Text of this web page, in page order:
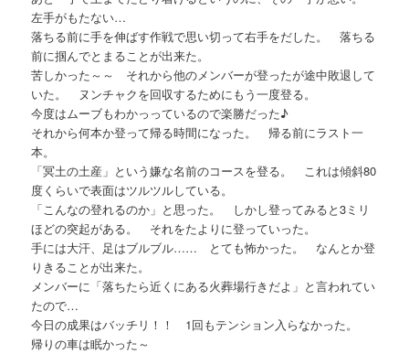
左手がもたない…
落ちる前に手を伸ばす作戦で思い切って右手をだした。 落ちる
前に掴んでとまることが出来た。
苦しかった～～ それから他のメンバーが登ったが途中敗退して
いた。 ヌンチャクを回収するためにもう一度登る。
今度はムーブもわかっっているので楽勝だった♪
それから何本か登って帰る時間になった。 帰る前にラスト一
本。
「冥土の土産」という嫌な名前のコースを登る。 これは傾斜80
度くらいで表面はツルツルしている。
「こんなの登れるのか」と思った。 しかし登ってみると3ミリ
ほどの突起がある。 それをたよりに登っていった。
手には大汗、足はブルブル…… とても怖かった。 なんとか登
りきることが出来た。
メンバーに「落ちたら近くにある火葬場行きだよ」と言われてい
たので…
今日の成果はバッチリ！！ 1回もテンション入らなかった。
帰りの車は眠かった～